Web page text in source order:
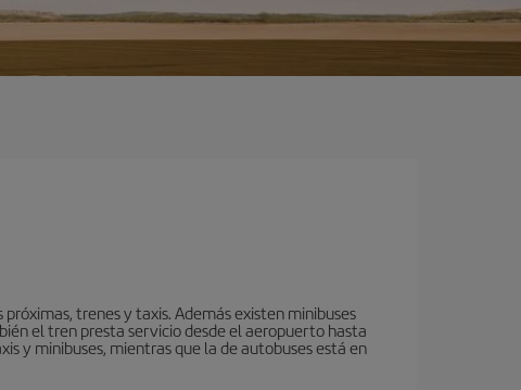
trenes y taxis. Además existen minibuses
el tren presta servicio desde el aeropuerto hasta
y minibuses, mientras que la de autobuses está en